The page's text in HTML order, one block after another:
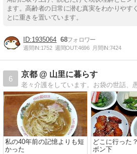
ます。高齢者の日常に潜む真実をわかりやす
とに重きを置いています。
1935064 68
週間IN:1752 週間OUT:4696 月間IN:7424
6
京都 @ 山里に暮らす
私の40年前の記憶よりも短
かった
どこに行った
ボン下